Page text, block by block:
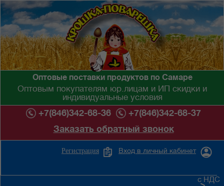
Оптовые поставки продуктов по Самаре
Оптовым покупателям юр.лицам и ИП скидки и
индивидуальные условия
+7(846)342-68-36
+7(846)342-68-37
Заказать обратный звонок
Вход в личный кабинет
Регистрация
с НДС